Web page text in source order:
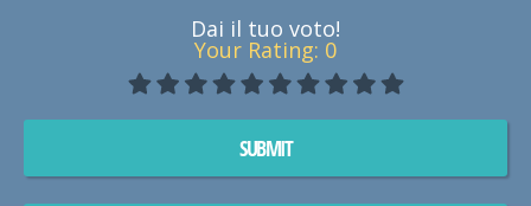
Dai il tuo voto!
Your Rating: 0
SUBMIT